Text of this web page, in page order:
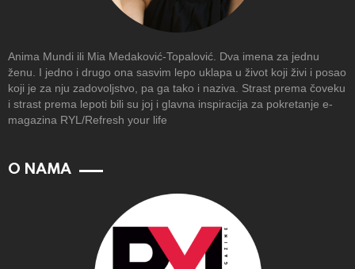
Anima Mundi ili Mia Medaković-Topalović. Dva imena za jednu
ženu. I jedno i drugo ona sasvim lepo uklapa u život koji živi i posao
koji je za nju zadovoljstvo, pa ga tako i naziva. Strast prema čoveku
i strast prema lepoti bili su joj i glavna inspiracija za pokretanje e-
magazina RYL/Refresh your life
O NAMA